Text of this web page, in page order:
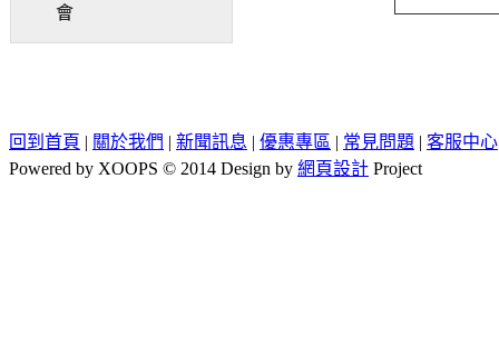
會
回到首頁 | 關於我們 | 新聞訊息 | 優惠專區 | 常見問題 | 客服中心
Powered by XOOPS © 2014 Design by 網頁設計 Project